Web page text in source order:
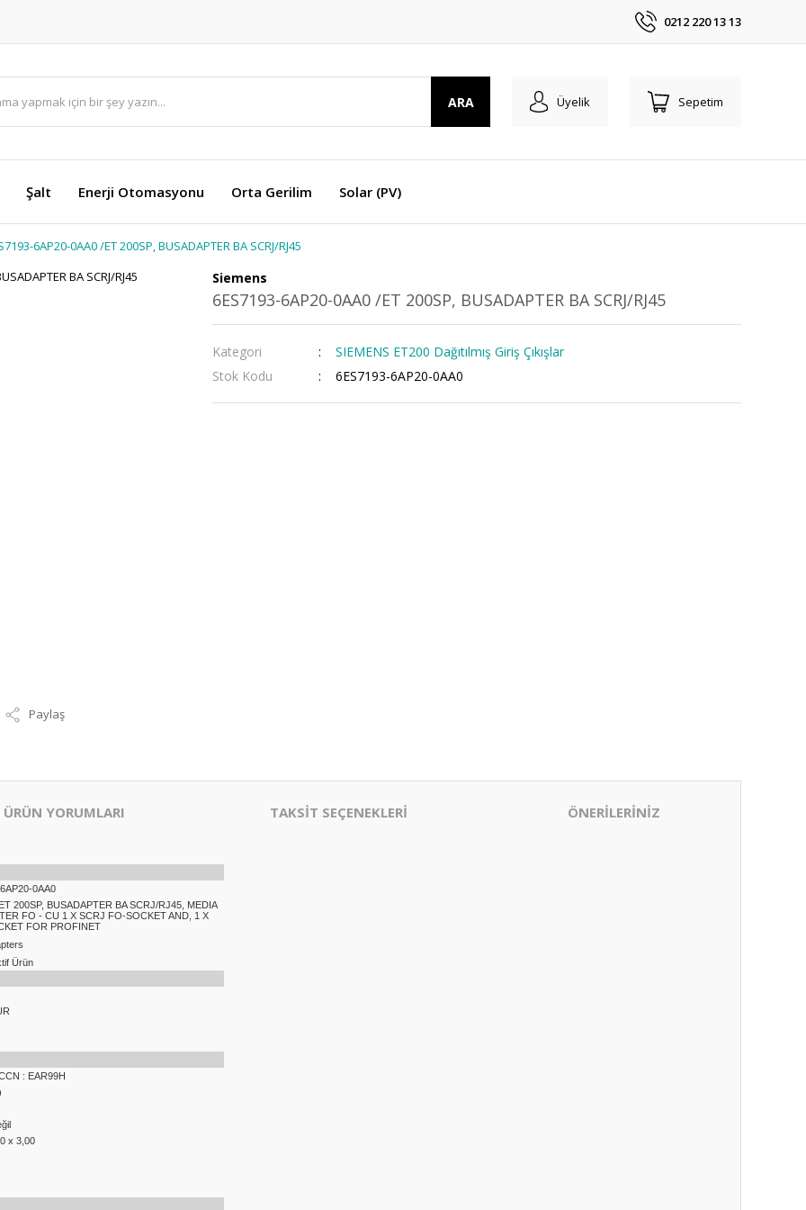
0212 220 13 13
ARA Üyelik Sepetim
Şalt Enerji Otomasyonu Orta Gerilim Solar (PV)
6AP20-0AA0 /ET 200SP, BUSADAPTER BA SCRJ/RJ45
Paylaş
Siemens
6ES7193-6AP20-0AA0 /ET 200SP, BUSADAPTER BA SCRJ/RJ45
Kategori
SIEMENS ET200 Dağıtılmış Giriş Çıkışlar
Stok Kodu
6ES7193-6AP20-0AA0
ÜRÜN YORUMLARI TAKSİT SEÇENEKLERİ ÖNERİLERİNİZ
0AA0
200SP, BUSADAPTER BA SCRJ/RJ45, MEDIA
FO - CU 1 X SCRJ FO-SOCKET AND, 1 X
FOR PROFINET
Ürün
: EAR99H
x 3,00